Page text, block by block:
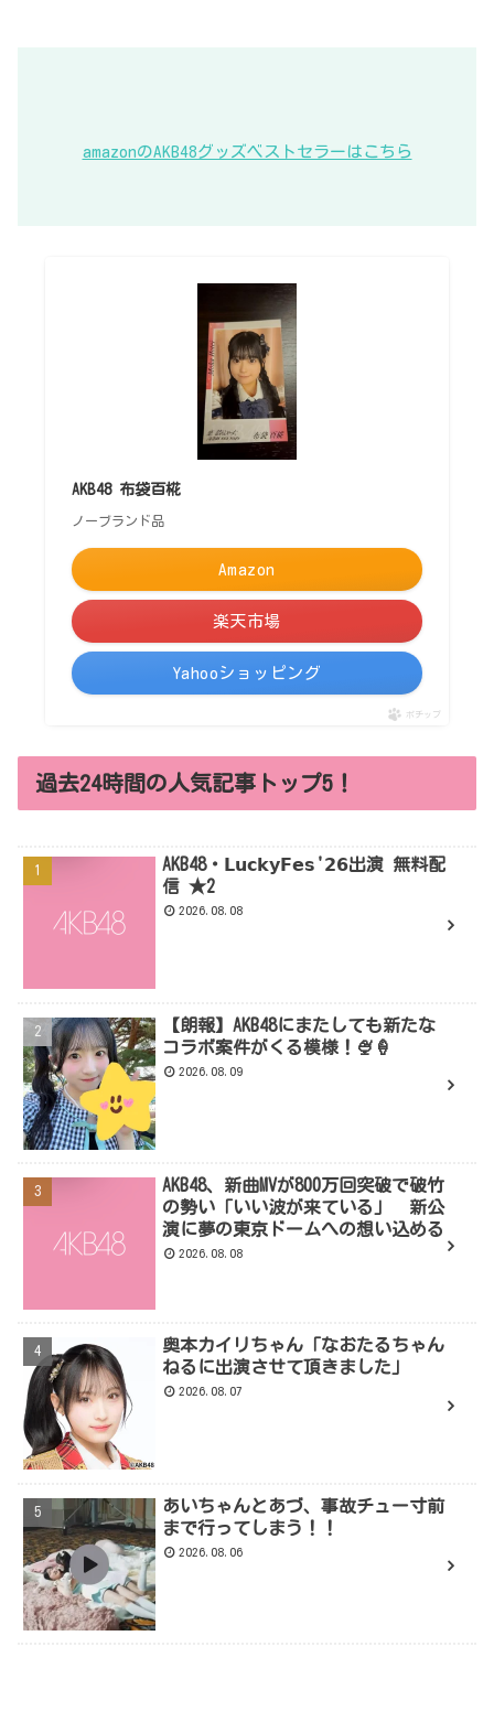
amazonのAKB48グッズベストセラーはこちら
AKB48 布袋百椛
ノーブランド品
Amazon
楽天市場
Yahooショッピング
ポチップ
過去24時間の人気記事トップ5！
AKB48・𝗟𝘂𝗰𝗸𝘆𝗙𝗲𝘀'𝟮𝟲出演 無料配
信 ★2
2026.08.08
【朗報】AKB48にまたしても新たな
コラボ案件がくる模様！🍨🍦
2026.08.09
AKB48、新曲MVが800万回突破で破竹
の勢い「いい波が来ている」 新公
演に夢の東京ドームへの想い込める
2026.08.08
奥本カイリちゃん「なおたるちゃん
ねるに出演させて頂きました」
2026.08.07
あいちゃんとあづ、事故チュー寸前
まで行ってしまう！！
2026.08.06